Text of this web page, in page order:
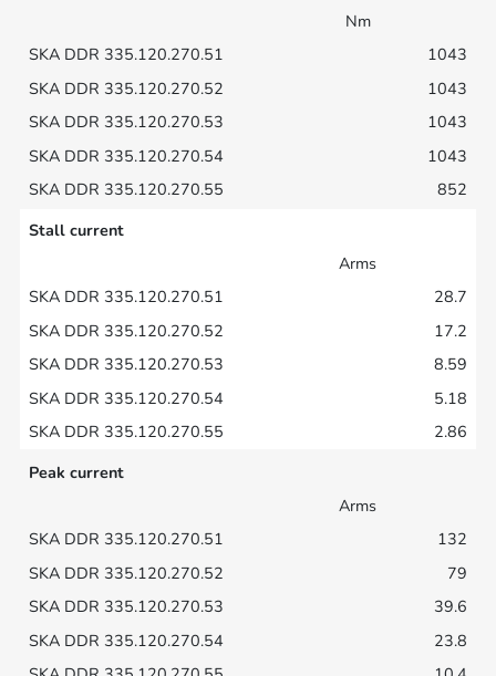
Nm
1043
1043
1043
1043
852
Stall current
Arms
28.7
17.2
8.59
5.18
2.86
Peak current
Arms
132
79
39.6
23.8